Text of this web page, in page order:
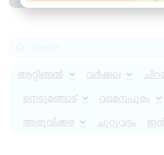
ആറ്റിങ്ങൽ വർക്കല
നെടുമങ്ങാട് വാമനപുരം
അരുവിക്കര ചുറ്റുവട്ടം